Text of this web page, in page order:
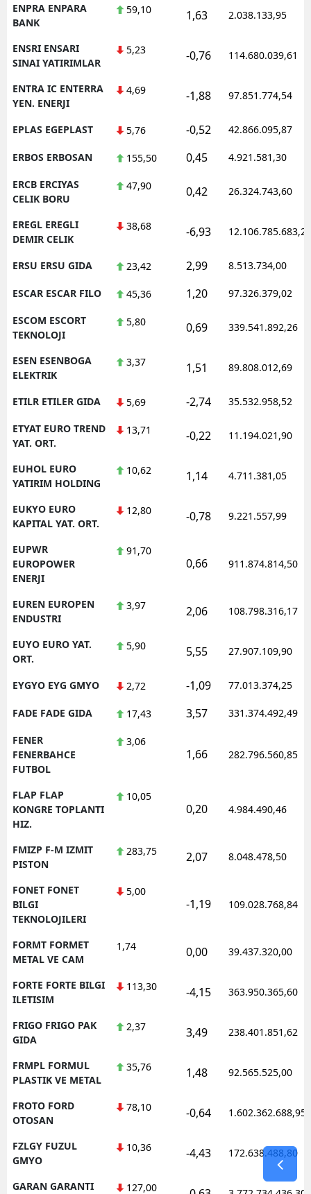
ENPRA ENPARA
BANK
59,10 1,63 2.038.133,95
ENSRI ENSARI
SINAI YATIRIMLAR
5,23 -0,76 114.680.039,61
ENTRA IC ENTERRA
YEN. ENERJI
4,69 -1,88 97.851.774,54
EPLAS EGEPLAST 5,76 -0,52 42.866.095,87
ERBOS ERBOSAN 155,50 0,45 4.921.581,30
ERCB ERCIYAS
CELIK BORU
47,90 0,42 26.324.743,60
EREGL EREGLI
DEMIR CELIK
38,68 -6,93 12.106.785.683,20
ERSU ERSU GIDA 23,42 2,99 8.513.734,00
ESCAR ESCAR FILO 45,36 1,20 97.326.379,02
ESCOM ESCORT
TEKNOLOJI
5,80 0,69 339.541.892,26
ESEN ESENBOGA
ELEKTRIK
3,37 1,51 89.808.012,69
ETILR ETILER GIDA 5,69 -2,74 35.532.958,52
ETYAT EURO TREND
YAT. ORT.
13,71 -0,22 11.194.021,90
EUHOL EURO
YATIRIM HOLDING
10,62 1,14 4.711.381,05
EUKYO EURO
KAPITAL YAT. ORT.
12,80 -0,78 9.221.557,99
EUPWR
EUROPOWER
ENERJI
91,70
0,66 911.874.814,50
EUREN EUROPEN
ENDUSTRI
3,97 2,06 108.798.316,17
EUYO EURO YAT.
ORT.
5,90 5,55 27.907.109,90
EYGYO EYG GMYO 2,72 -1,09 77.013.374,25
FADE FADE GIDA 17,43 3,57 331.374.492,49
FENER
FENERBAHCE
FUTBOL
3,06
1,66 282.796.560,85
FLAP FLAP
KONGRE TOPLANTI
HIZ.
10,05
0,20 4.984.490,46
FMIZP F-M IZMIT
PISTON
283,75 2,07 8.048.478,50
FONET FONET
BILGI
TEKNOLOJILERI
5,00
-1,19 109.028.768,84
FORMT FORMET
METAL VE CAM
1,74 0,00 39.437.320,00
FORTE FORTE BILGI
ILETISIM
113,30 -4,15 363.950.365,60
FRIGO FRIGO PAK
GIDA
2,37 3,49 238.401.851,62
FRMPL FORMUL
PLASTIK VE METAL
35,76 1,48 92.565.525,00
FROTO FORD
OTOSAN
78,10 -0,64 1.602.362.688,95
FZLGY FUZUL
GMYO
10,36 -4,43 172.638.488,80
GARAN GARANTI
127,00